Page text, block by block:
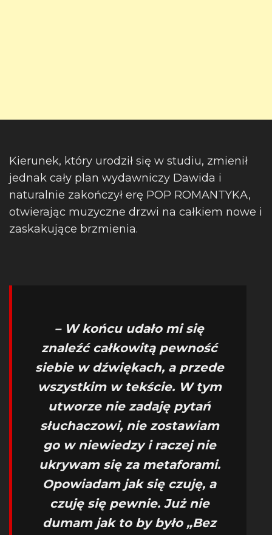
Kierunek, który urodził się w studiu, zmienił
jednak cały plan wydawniczy Dawida i
naturalnie zakończył erę POP ROMANTYKA,
otwierając muzyczne drzwi na całkiem nowe i
zaskakujące brzmienia.
– W końcu udało mi się
znaleźć całkowitą pewność
siebie w dźwiękach, a przede
wszystkim w tekście. W tym
utworze nie zadaję pytań
słuchaczowi, nie zostawiam
go w niewiedzy i raczej nie
ukrywam się za metaforami.
Opowiadam jak się czuję, a
czuję się pewnie. Już nie
dumam jak to by było „Bez